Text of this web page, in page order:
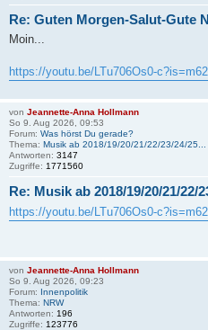
Re: Guten Morgen-Salut-Gute
Moin...
https://youtu.be/LTu706Os0-
von Jeannette-Anna Hollmann
So 9. Aug 2026, 09:53
Forum: Was hörst Du gerade?
Thema: Musik ab 2018/19/20/21/22/23/24/25...
Antworten: 3147
Zugriffe: 1771560
Re: Musik ab 2018/19/20/21/22/
https://youtu.be/LTu706Os0-
von Jeannette-Anna Hollmann
So 9. Aug 2026, 09:23
Forum: Innenpolitik
Thema: NRW
Antworten: 196
Zugriffe: 123776